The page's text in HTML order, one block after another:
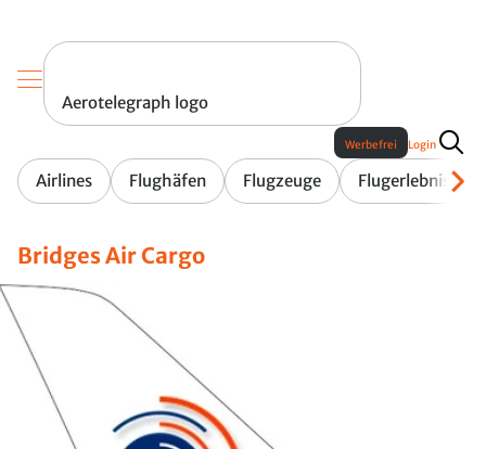
Aerotelegraph logo
Airlines Flughäfen Flugzeuge Flugerlebnis
Werbefrei Login
Bridges Air Cargo